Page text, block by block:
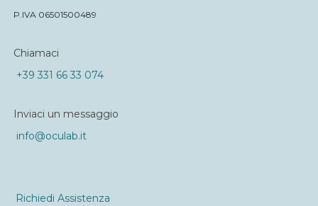
P.IVA 06501500489
Chiamaci
+39 331 66 33 074
Inviaci un messaggio
info@oculab.it
Richiedi Assistenza